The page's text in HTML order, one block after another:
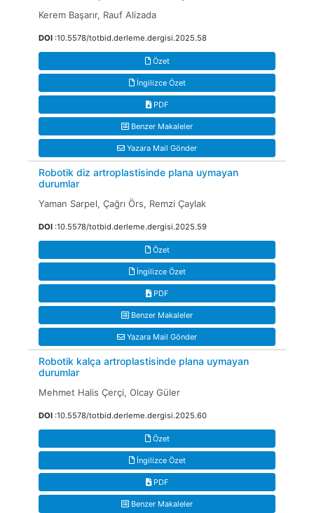
Kerem Başarır, Rauf Alizada
DOI :10.5578/totbid.derleme.dergisi.2025.58
Özet
İngilizce Özet
PDF
Benzer Makaleler
Yazara Mail Gönder
Robotik diz artroplastisinde plana uymayan
durumlar
Yaman Sarpel, Çağrı Örs, Remzi Çaylak
DOI :10.5578/totbid.derleme.dergisi.2025.59
Özet
İngilizce Özet
PDF
Benzer Makaleler
Yazara Mail Gönder
Robotik kalça artroplastisinde plana uymayan
durumlar
Mehmet Halis Çerçi, Olcay Güler
DOI :10.5578/totbid.derleme.dergisi.2025.60
Özet
İngilizce Özet
PDF
Benzer Makaleler